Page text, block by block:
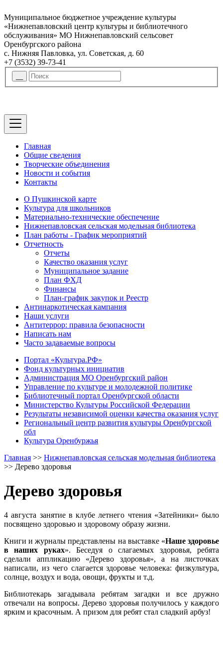
Муниципальное бюджетное учреждение культуры
«Нижнепавловский центр культуры и библиотечного
обслуживания» МО Нижнепавловский сельсовет
Оренбургского района
с. Нижняя Павловка, ул. Советская, д. 60
+7 (3532) 39-73-41
Главная
Общие сведения
Творческие объединения
Новости и события
Контакты
О Пушкинской карте
Культура для школьников
Материально-технические обеспечение
Нижнепавловская сельская модельная библиотека
План работы - График мероприятий
Отчетность
Отчеты
Качество оказания услуг
Муниципальное задание
План ФХД
Финансы
План-график закупок и Реестр
Антинаркотическая кампания
Наши услуги
Антитеррор: правила безопасности
Написать нам
Часто задаваемые вопросы
Портал «Культура.РФ»
Фонд культурных инициатив
Администрация МО Оренбургский район
Управление по культуре и молодежной политике
Библиотечный портал Оренбургской области
Министерство Культуры Российской Федерации
Результаты независимой оценки качества оказания услуг
Региональный центр развития культуры Оренбургской
обл
Культура Оренбуржья
Главная >> Нижнепавловская сельская модельная библиотека
>> Дерево здоровья
Дерево здоровья
4 августа занятие в клубе летнего чтения «Затейники» было
посвящено здоровью и здоровому образу жизни.
Книги и журналы представлены на выставке «Наше здоровье
в наших руках». Беседуя о слагаемых здоровья, ребята
сделали аппликацию «Дерево здоровья», а на листочках
написали, из чего слагается здоровье человека: физкультура,
солнце, воздух и вода, овощи, фрукты и т.д.
Библиотекарь загадывала ребятам загадки и все дружно
отвечали на вопросы. Дерево здоровья получилось у каждого
ярким и красочным. А призом для ребят стал сладкий арбуз!